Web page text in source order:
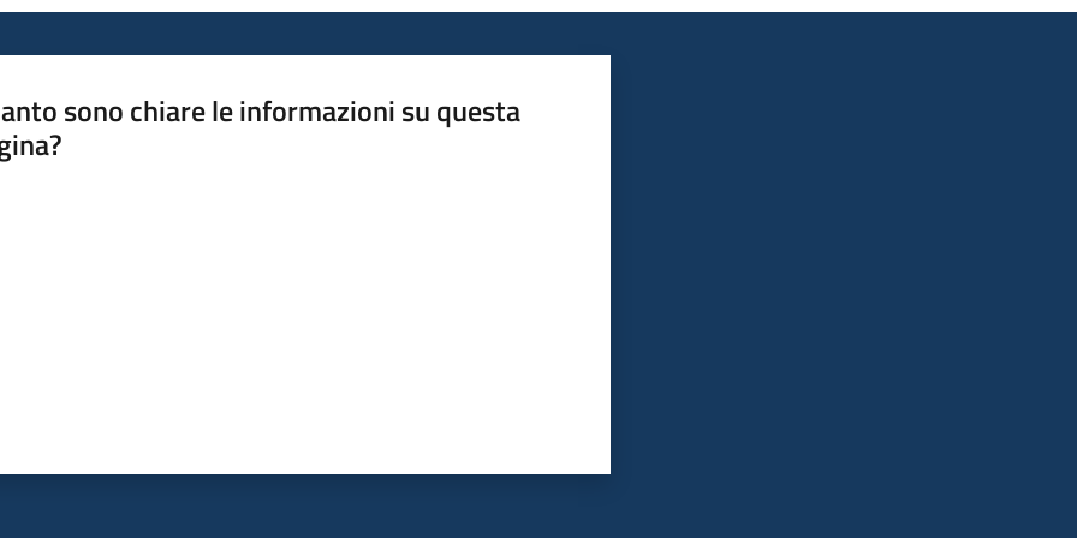
sono chiare le informazioni su questa